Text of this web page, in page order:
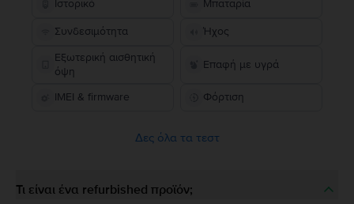
Ιστορικό Μπαταρία
Συνδεσιμότητα
Ήχος
Εξωτερική αισθητική
όψη
Επαφή με υγρά
IMEI & firmware Φόρτιση
Δες όλα τα τεστ
Τι είναι ένα refurbished προϊόν;